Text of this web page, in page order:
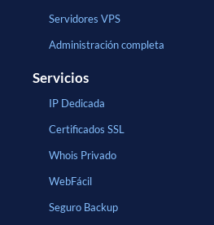
Servidores VPS
Administración completa
Servicios
IP Dedicada
Certificados SSL
Whois Privado
WebFácil
Seguro Backup